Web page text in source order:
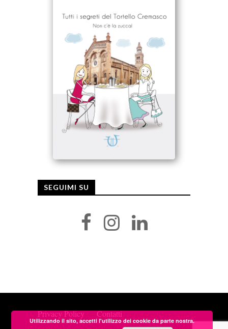
SEGUIMI SU
Privacy Policy Contatti
Utilizzando il sito, accetti l'utilizzo dei cookie da parte nostra.